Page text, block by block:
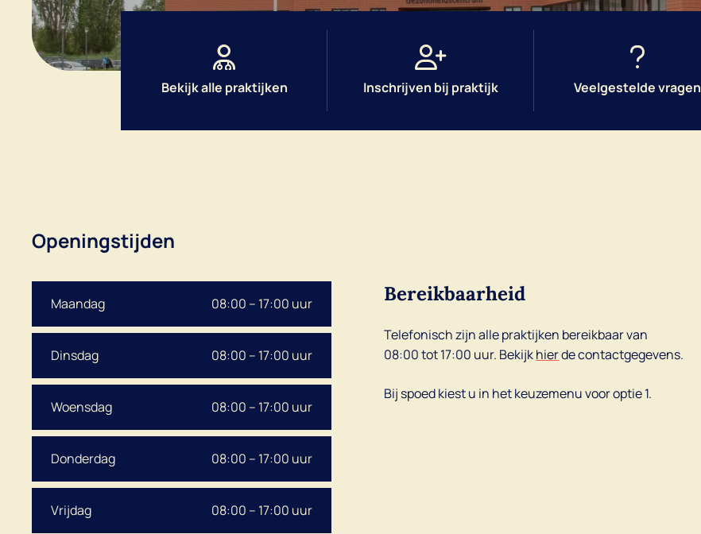
Bekijk alle praktijken Inschrijven bij praktijk Veelgestelde vragen
Openingstijden
Maandag 08:00 – 17:00 uur
Dinsdag 08:00 – 17:00 uur
Woensdag 08:00 – 17:00 uur
Donderdag 08:00 – 17:00 uur
Vrijdag 08:00 – 17:00 uur
Bereikbaarheid
Telefonisch zijn alle praktijken bereikbaar van
08:00 tot 17:00 uur. Bekijkhierde contactgegevens.
Bij spoed kiest u in het keuzemenu voor optie 1.